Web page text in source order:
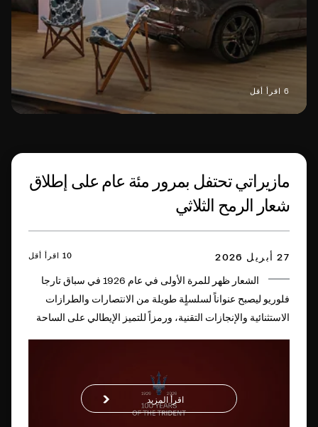
6 اقرأ أقل
مازيراتي تحتفل بمرور مئة عام على إطلاق
شعار الرمح الثلاثي
27 أبريل 2026 10 اقرأ أقل
الشعار ظهر للمرة الأولى في عام 1926 في سباق تارجا
فلوريو ليصبح عنواناً لسلسلٍة طويلة من الانتصارات والطرازات
الاستثنائية والإنجازات التقنية، ورمزاً للتميز الإيطالي على الساحة
اقرأ المزيد